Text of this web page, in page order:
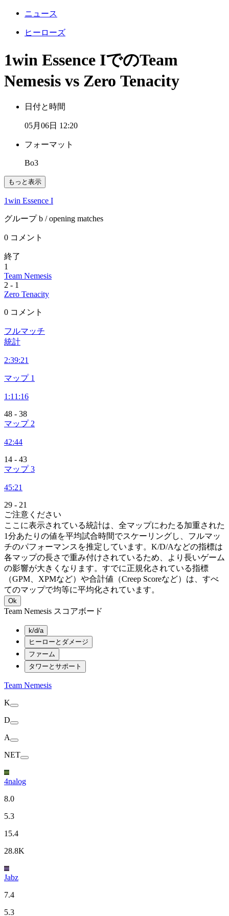
ニュース
ヒーローズ
1win Essence IでのTeam
Nemesis vs Zero Tenacity
日付と時間
05月06日 12:20
フォーマット
Bo3
もっと表示
1win Essence I
グループ b / opening matches
0 コメント
終了
1
Team Nemesis
2 - 1
Zero Tenacity
0 コメント
フルマッチ
統計
2:39:21
マップ 1
1:11:16
48 - 38
マップ 2
42:44
14 - 43
マップ 3
45:21
29 - 21
ご注意ください
ここに表示されている統計は、全マップにわたる加重された
1分あたりの値を平均試合時間でスケーリングし、フルマッ
チのパフォーマンスを推定しています。K/D/Aなどの指標は
各マップの長さで重み付けされているため、より長いゲーム
の影響が大きくなります。すでに正規化されている指標
（GPM、XPMなど）や合計値（Creep Scoreなど）は、すべ
てのマップで均等に平均化されています。
Ok
Team Nemesis スコアボード
k/d/a
ヒーローとダメージ
ファーム
タワーとサポート
Team Nemesis
K
D
A
NET
4nalog
8.0
5.3
15.4
28.8K
Jabz
7.4
5.3